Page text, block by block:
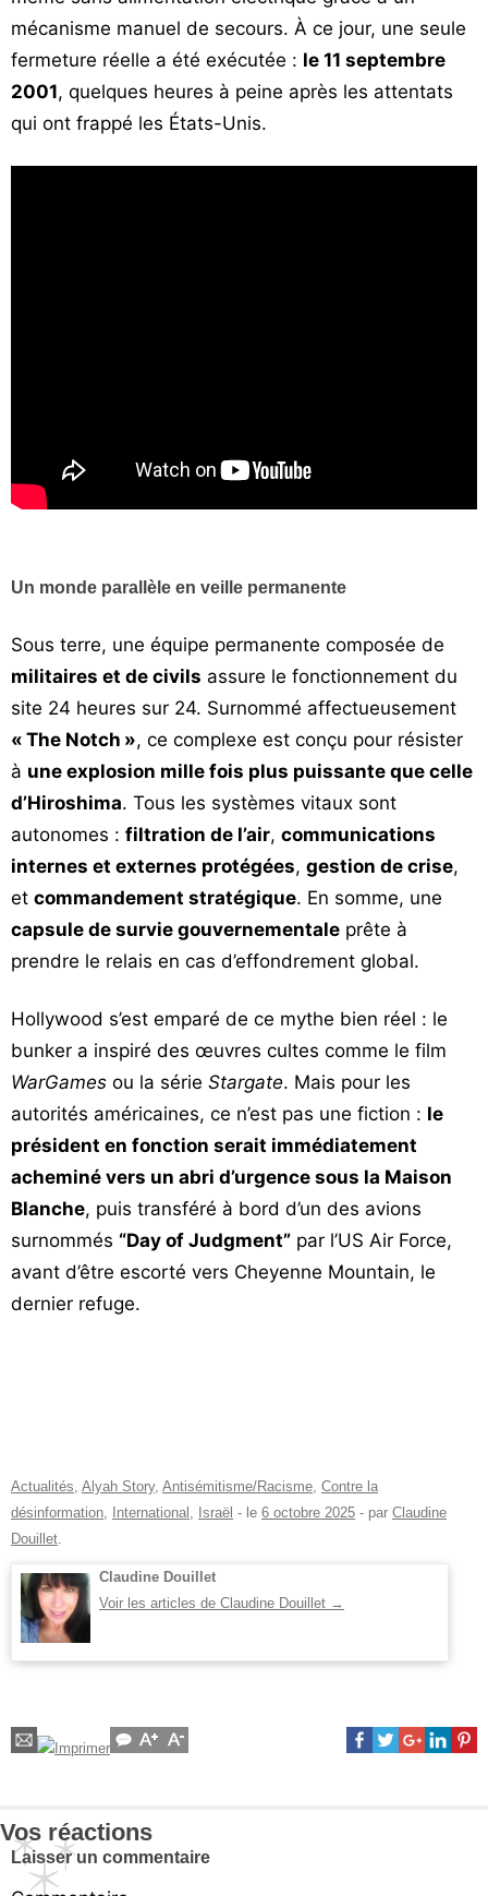
mécanisme manuel de secours. À ce jour, une seule
fermeture réelle a été exécutée : le 11 septembre
2001, quelques heures à peine après les attentats
qui ont frappé les États-Unis.
Un monde parallèle en veille permanente
Sous terre, une équipe permanente composée de
militaires et de civils assure le fonctionnement du
site 24 heures sur 24. Surnommé affectueusement
« The Notch », ce complexe est conçu pour résister
à une explosion mille fois plus puissante que celle
d’Hiroshima. Tous les systèmes vitaux sont
autonomes : filtration de l’air, communications
internes et externes protégées, gestion de crise,
et commandement stratégique. En somme, une
capsule de survie gouvernementale prête à
prendre le relais en cas d’effondrement global.
Hollywood s’est emparé de ce mythe bien réel : le
bunker a inspiré des œuvres cultes comme le film
WarGames ou la série Stargate. Mais pour les
autorités américaines, ce n’est pas une fiction : le
président en fonction serait immédiatement
acheminé vers un abri d’urgence sous la Maison
Blanche, puis transféré à bord d’un des avions
surnommés “Day of Judgment” par l’US Air Force,
avant d’être escorté vers Cheyenne Mountain, le
dernier refuge.
Actualités, Alyah Story, Antisémitisme/Racisme, Contre la
désinformation, International , Israël - le 6 octobre 2025 - par Claudine
Douillet.
Claudine Douillet
Voir les articles de Claudine Douillet →
Vos réactions
Laisser un commentaire